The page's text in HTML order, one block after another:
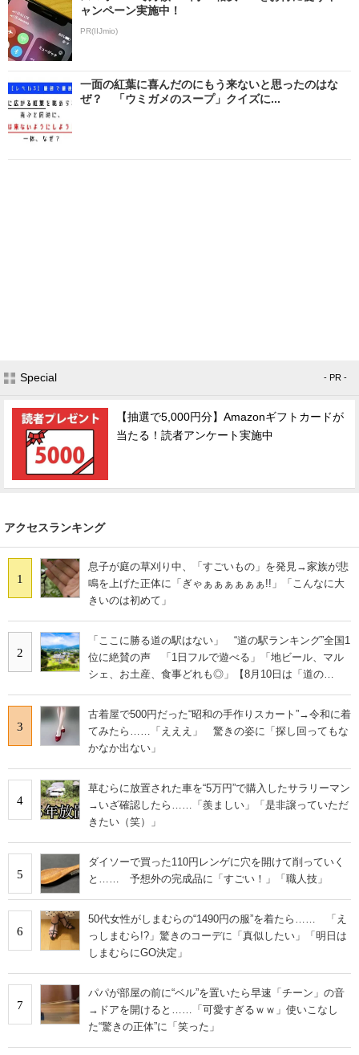
ャンペーン実施中！
PR(IIJmio)
一面の紅葉に喜んだのにもう来ないと思ったのはな
ぜ？ 「ウミガメのスープ」クイズに...
Special - PR -
【抽選で5,000円分】Amazonギフトカードが
当たる！読者アンケート実施中
アクセスランキング
1
息子が庭の草刈り中、「すごいもの」を発見→家族が悲
鳴を上げた正体に「ぎゃぁぁぁぁぁぁ!!」「こんなに大
きいのは初めて」
2
「ここに勝る道の駅はない」 “道の駅ランキング”全国1
位に絶賛の声 「1日フルで遊べる」「地ビール、マル
シェ、お土産、食事どれも◎」【8月10日は「道の
3
古着屋で500円だった“昭和の手作りスカート”→令和に着
てみたら……「えええ」 驚きの姿に「探し回ってもな
かなか出ない」
4
草むらに放置された車を“5万円”で購入したサラリーマン
→いざ確認したら……「羨ましい」「是非譲っていただ
きたい（笑）」
5
ダイソーで買った110円レンゲに穴を開けて削っていく
と…… 予想外の完成品に「すごい！」「職人技」
6
50代女性がしまむらの“1490円の服”を着たら…… 「え
っしまむら!?」驚きのコーデに「真似したい」「明日は
しまむらにGO決定」
7
パパが部屋の前に“ベル”を置いたら早速「チーン」の音
→ドアを開けると……「可愛すぎるｗｗ」使いこなし
た“驚きの正体”に「笑った」